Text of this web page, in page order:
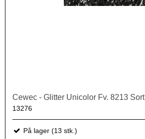
Cewec - Glitter Unicolor Fv. 8213 Sort
13276
På lager (13 stk.)